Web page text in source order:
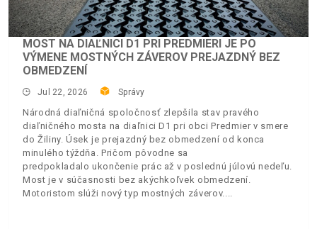
MOST NA DIAĽNICI D1 PRI PREDMIERI JE PO
VÝMENE MOSTNÝCH ZÁVEROV PREJAZDNÝ BEZ
OBMEDZENÍ
Jul 22, 2026 Správy
Národná diaľničná spoločnosť zlepšila stav pravého
diaľničného mosta na diaľnici D1 pri obci Predmier v smere
do Žiliny. Úsek je prejazdný bez obmedzení od konca
minulého týždňa. Pričom pôvodne sa
predpokladalo ukončenie prác až v poslednú júlovú nedeľu.
Most je v súčasnosti bez akýchkoľvek obmedzení.
Motoristom slúži nový typ mostných záverov.